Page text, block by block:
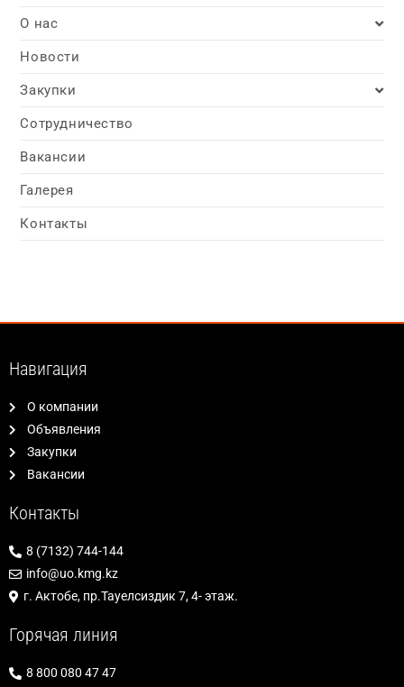
О нас
Новости
Закупки
Сотрудничество
Вакансии
Галерея
Контакты
Навигация
О компании
Объявления
Закупки
Вакансии
Контакты
8 (7132) 744-144
info@uo.kmg.kz
г. Актобе, пр.Тауелсиздик 7, 4- этаж.
Горячая линия
8 800 080 47 47